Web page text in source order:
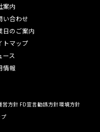
案内
い合わせ
日のご案内
トマップ
ース
情報
営方針 FD宣言勧誘方針環境方針